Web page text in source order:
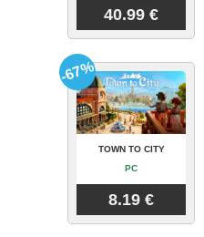
40.99 €
TOWN TO CITY
PC
8.19 €
-67%